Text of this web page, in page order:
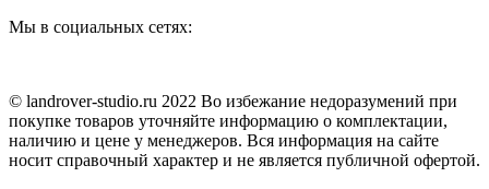
Мы в социальных сетях:
© landrover-studio.ru 2022 Во избежание недоразумений при
покупке товаров уточняйте информацию о комплектации,
наличию и цене у менеджеров. Вся информация на сайте
носит справочный характер и не является публичной офертой.